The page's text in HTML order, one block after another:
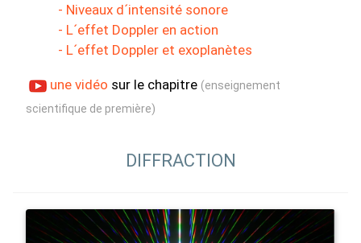
- Niveaux d´intensité sonore
- L´effet Doppler en action
- L´effet Doppler et exoplanètes
une vidéo sur le chapitre (enseignement
scientifique de première)
DIFFRACTION